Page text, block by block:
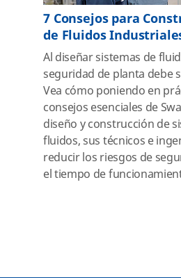
7 Consejos para
de Fluidos
Al diseñar sistemas de
seguridad de planta debe
Vea cómo poniendo en
consejos esenciales de
diseño y construcción de
fluidos, sus técnicos e
reducir los riesgos de
el tiempo de